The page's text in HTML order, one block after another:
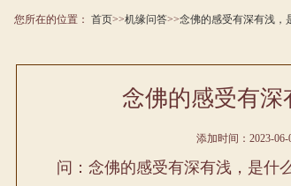
您所在的位置： 首页>>机缘问答>>念佛的感受有深有浅，
念佛的感受有深
添加时间：2023-
问：念佛的感受有深有浅，是什